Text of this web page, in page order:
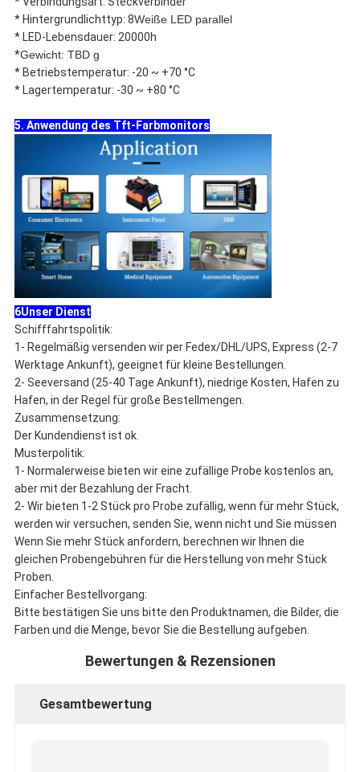
* Hintergrundlichttyp: 8Weiße LED parallel
* LED-Lebensdauer: 20000h
*Gewicht: TBD g
* Betriebstemperatur: -20 ~ +70 °C
* Lagertemperatur: -30 ~ +80 °C
5. Anwendung des Tft-Farbmonitors
6Unser Dienst
Schifffahrtspolitik:
1- Regelmäßig versenden wir per Fedex/DHL/UPS, Express (2-7
Werktage Ankunft), geeignet für kleine Bestellungen.
2- Seeversand (25-40 Tage Ankunft), niedrige Kosten, Hafen zu
Hafen, in der Regel für große Bestellmengen.
Zusammensetzung:
Der Kundendienst ist ok.
Musterpolitik:
1- Normalerweise bieten wir eine zufällige Probe kostenlos an,
aber mit der Bezahlung der Fracht.
2- Wir bieten 1-2 Stück pro Probe zufällig, wenn für mehr Stück,
werden wir versuchen, senden Sie, wenn nicht und Sie müssen
Wenn Sie mehr Stück anfordern, berechnen wir Ihnen die
gleichen Probengebühren für die Herstellung von mehr Stück
Proben.
Einfacher Bestellvorgang:
Bitte bestätigen Sie uns bitte den Produktnamen, die Bilder, die
Farben und die Menge, bevor Sie die Bestellung aufgeben.
Bewertungen & Rezensionen
Gesamtbewertung